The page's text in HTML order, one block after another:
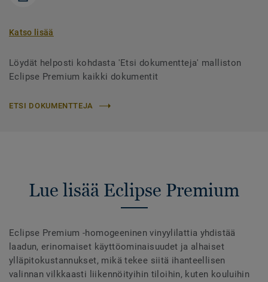
Katso lisää
Löydät helposti kohdasta 'Etsi dokumentteja' malliston
Eclipse Premium kaikki dokumentit
ETSI DOKUMENTTEJA
Lue lisää Eclipse Premium
Eclipse Premium -homogeeninen vinyylilattia yhdistää
laadun, erinomaiset käyttöominaisuudet ja alhaiset
ylläpitokustannukset, mikä tekee siitä ihanteellisen
valinnan vilkkaasti liikennöityihin tiloihin, kuten kouluihin